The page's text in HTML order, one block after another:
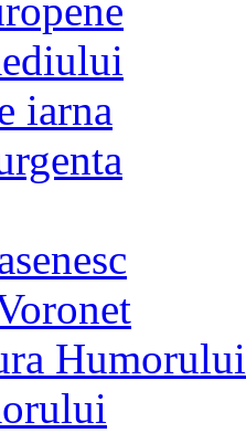
iarna
Humorului